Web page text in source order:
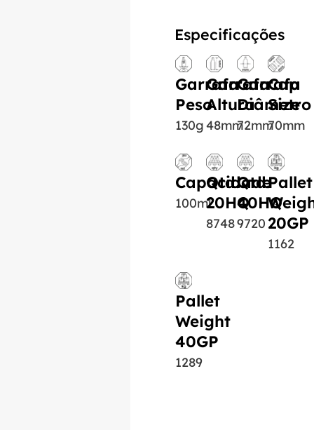
Especificações
Garrafa
Peso
130g
Garrafa
Altura
48mm
Garrafa
Diâmetro
72mm
Cap
Size
70mm
Capacidade
100ml
Qtd.
20HQ
8748
Qtd.
40HQ
9720
Pallet
20GP
1162
Pallet
Weight
40GP
1289